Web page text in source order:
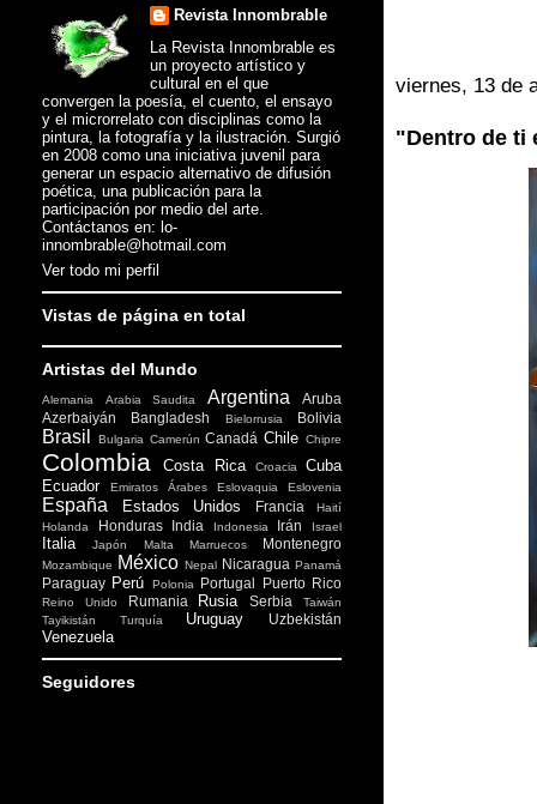
viernes, 13 de
"Dentro de ti
Revista Innombrable
La Revista Innombrable es
un proyecto artístico y
cultural en el que
convergen la poesía, el cuento, el ensayo
y el microrrelato con disciplinas como la
pintura, la fotografía y la ilustración. Surgió
en 2008 como una iniciativa juvenil para
generar un espacio alternativo de difusión
poética, una publicación para la
participación por medio del arte.
Contáctanos en: lo-
innombrable@hotmail.com
Ver todo mi perfil
Vistas de página en total
Artistas del Mundo
Alemania Arabia Saudita Argentina
Aruba
Azerbaiyán
Bangladesh Bielorrusia Bolivia
Brasil Bulgaria Camerún Canadá Chile Chipre
Colombia Costa Rica Croacia
Cuba
Ecuador
Emiratos Árabes Eslovaquia Eslovenia
España Estados Unidos Francia
Haití
Holanda
Honduras India Indonesia Irán Israel
Italia Japón Malta Marruecos Montenegro
Mozambique México Nepal Nicaragua Panamá
Paraguay Perú Polonia Portugal Puerto Rico
Reino Unido Rumania Rusia Serbia
Taiwán
Tayikistán
Turquía Uruguay Uzbekistán
Venezuela
Seguidores